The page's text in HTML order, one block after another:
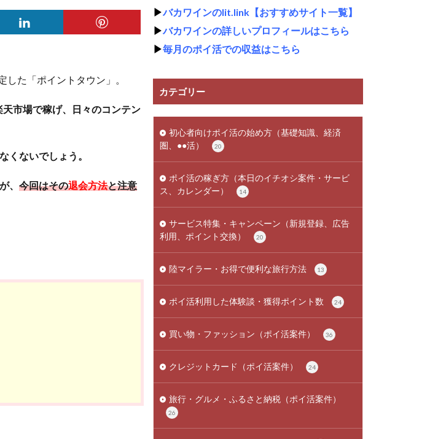
た「ポイントタウン」。
市場で稼げ、日々のコンテン
くないでしょう。
、 今回はその退会方法と注意
▶バカワインのlit.link【おすすめサイト一覧】
▶バカワインの詳しいプロフィールはこちら
▶毎月のポイ活での収益はこちら
カテゴリー
初心者向けポイ活の始め方（基礎知識、経済
圏、●●活）
20
ポイ活の稼ぎ方（本日のイチオシ案件・サービ
ス、カレンダー）
14
サービス特集・キャンペーン（新規登録、広告
利用、ポイント交換）
20
陸マイラー・お得で便利な旅行方法 13
ポイ活利用した体験談・獲得ポイント数 24
買い物・ファッション（ポイ活案件） 36
クレジットカード（ポイ活案件） 24
旅行・グルメ・ふるさと納税（ポイ活案件）
26